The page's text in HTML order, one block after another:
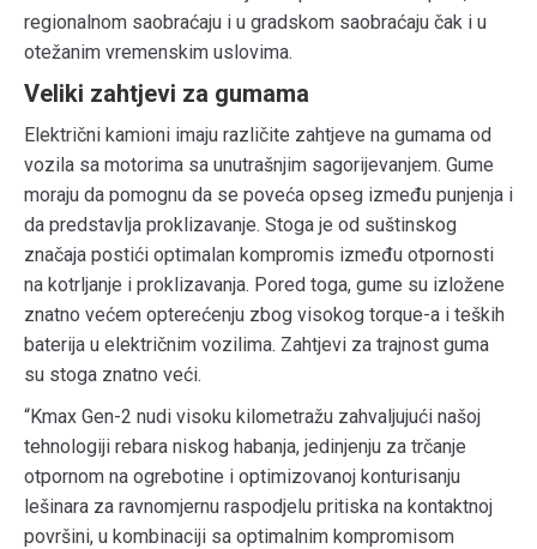
regionalnom saobraćaju i u gradskom saobraćaju čak i u
otežanim vremenskim uslovima.
Veliki zahtjevi za gumama
Električni kamioni imaju različite zahtjeve na gumama od
vozila sa motorima sa unutrašnjim sagorijevanjem. Gume
moraju da pomognu da se poveća opseg između punjenja i
da predstavlja proklizavanje. Stoga je od suštinskog
značaja postići optimalan kompromis između otpornosti
na kotrljanje i proklizavanja. Pored toga, gume su izložene
znatno većem opterećenju zbog visokog torque-a i teških
baterija u električnim vozilima. Zahtjevi za trajnost guma
su stoga znatno veći.
“Kmax Gen-2 nudi visoku kilometražu zahvaljujući našoj
tehnologiji rebara niskog habanja, jedinjenju za trčanje
otpornom na ogrebotine i optimizovanoj konturisanju
lešinara za ravnomjernu raspodjelu pritiska na kontaktnoj
površini, u kombinaciji sa optimalnim kompromisom